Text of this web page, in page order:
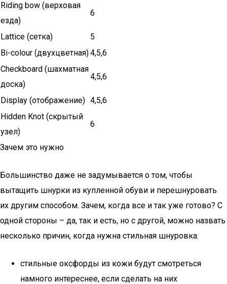
Riding bow (верховая
езда)
6
Lattice (сетка)
5
Bi-colour (двухцветная)4,5,6
Checkboard (шахматная
доска)
4,5,6
Display (отображение) 4,5,6
Hidden Knot (скрытый
узел)
6
Зачем это нужно
Большинство даже не задумывается о том, чтобы
вытащить шнурки из купленной обуви и перешнуровать
их другим способом. Зачем, когда все и так уже готово? С
одной стороны – да, так и есть, но с другой, можно назвать
несколько причин, когда нужна стильная шнуровка:
стильные оксфорды из кожи будут смотреться
намного интереснее, если сделать на них